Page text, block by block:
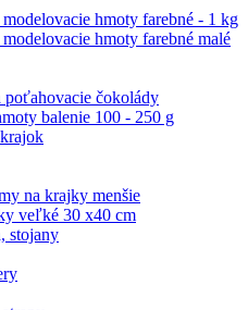
hmoty farebné - 1 kg
hmoty farebné malé
poťahovacie čokolády
balenie 100 - 250 g
na krajky menšie
veľké 30 x40 cm
stojany